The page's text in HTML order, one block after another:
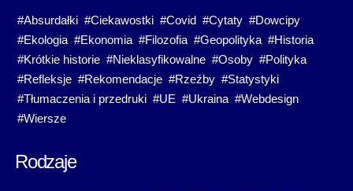
#Absurdałki #Ciekawostki #Covid #Cytaty #Dowcipy
#Ekologia #Ekonomia #Filozofia #Geopolityka #Historia
#Krótkie historie #Nieklasyfikowalne #Osoby #Polityka
#Refleksje #Rekomendacje #Rzeźby #Statystyki
#Tłumaczenia i przedruki #UE #Ukraina #Webdesign
#Wiersze
Rodzaje